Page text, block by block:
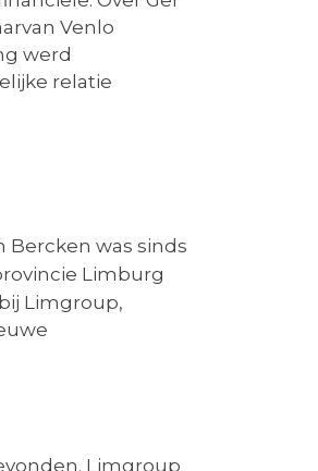
Venlo
werd
relatie
Bercken was sinds
Limburg
Limgroup,
Limgroup